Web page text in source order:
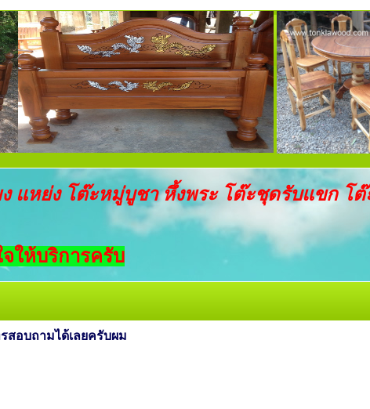
แหย่ง โต๊ะหมู่บูชา หึ้งพระ โต๊ะชุดรับแขก โ
ให้บริการครับ
อบถามได้เลยครับผม